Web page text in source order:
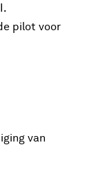
pilot voor
van